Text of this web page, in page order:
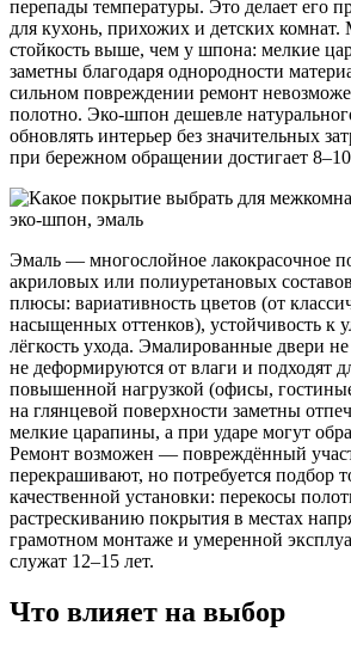
перепады температуры. Это делает его
для кухонь, прихожих и детских комнат.
стойкость выше, чем у шпона: мелкие
заметны благодаря однородности
сильном повреждении ремонт
полотно. Эко-шпон дешевле
обновлять интерьер без значительных
при бережном обращении достигает 8–10
Эмаль — многослойное лакокрасочное
акриловых или полиуретановых
плюсы: вариативность цветов (от
насыщенных оттенков), устойчивость к
лёгкость ухода. Эмалированные двери
не деформируются от влаги и подходят
повышенной нагрузкой (офисы,
на глянцевой поверхности заметны
мелкие царапины, а при ударе могут
Ремонт возможен — повреждённый
перекрашивают, но потребуется подбор
качественной установки: перекосы
растрескиванию покрытия в местах
грамотном монтаже и умеренной
служат 12–15 лет.
Что влияет на выбор